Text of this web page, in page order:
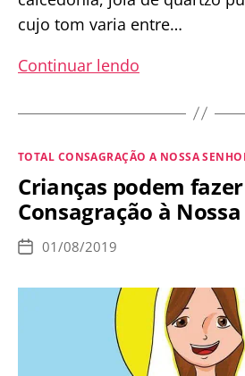
cujo tom varia entre…
Continuar lendo
anel
noiva
usado
pela
em
seu
casamento
com
Categorias
TOTAL CONSAGRAÇÃO A NOSSA
Crianças podem
Consagração à
Data
publicação
01/08/2019